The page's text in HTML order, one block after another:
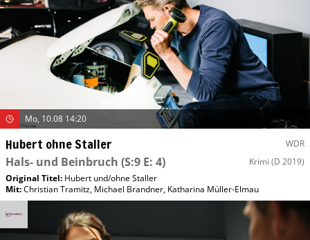
Mo, 10.08 14:20
Hubert ohne Staller WDR
Hals- und Beinbruch (S:9 E: 4) Krimi (D 2019)
Original Titel: Hubert und/​ohne Staller
Mit:Christian Tramitz, Michael Brandner, Katharina Müller-Elmau